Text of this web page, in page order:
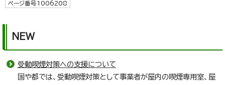
ページ番号1006208
NEW
受動喫煙対策への支援について
国や都では、受動喫煙対策として事業者が屋内の喫煙専用室、屋